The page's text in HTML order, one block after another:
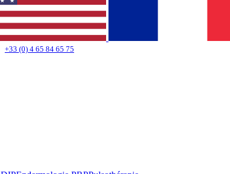
+33 (0) 4 65 84 65 75